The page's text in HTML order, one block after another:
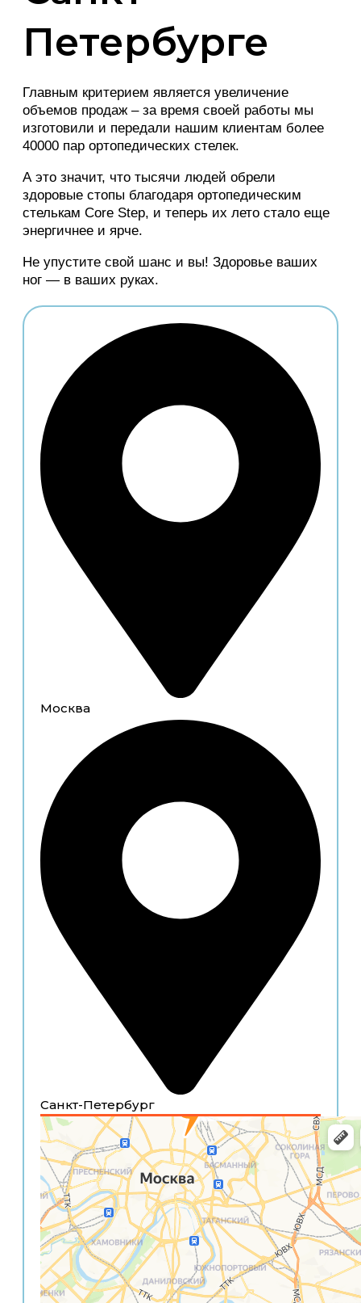
Петербурге
Главным критерием является увеличение
объемов продаж – за время своей работы мы
изготовили и передали нашим клиентам более
40000 пар ортопедических стелек.
А это значит, что тысячи людей обрели
здоровые стопы благодаря ортопедическим
стелькам Core Step, и теперь их лето стало еще
энергичнее и ярче.
Не упустите свой шанс и вы! Здоровье ваших
ног — в ваших руках.
Москва
Санкт-Петербург